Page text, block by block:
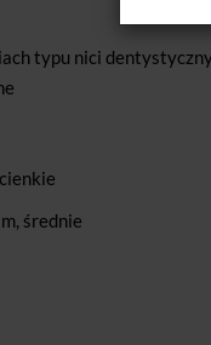
typu nici
średnie